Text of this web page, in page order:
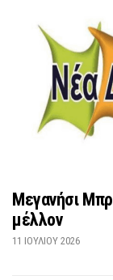
Μεγανήσι
μέλλον
11 ΙΟΥΛΊΟΥ 2026